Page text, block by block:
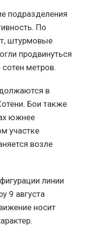
подразделения
По
штурмовые
продвинуться
метров.
в
Бои также
южнее
участке
возле
линии
9 августа
носит